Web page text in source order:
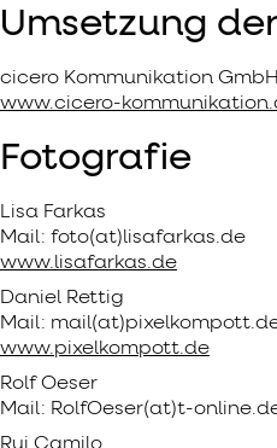
Umsetzung
cicero Kommunikation GmbH
www.cicero-
Fotografie
Lisa Farkas
Mail: foto(at)lisafarkas.de
www.lisafarkas.de
Daniel Rettig
Mail:
www.pixelkompott.de
Rolf Oeser
Mail: RolfOeser(at)t-